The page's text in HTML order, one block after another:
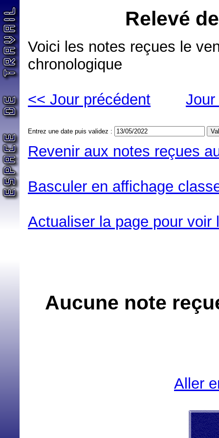
Relevé
Voici les notes reçues le
chronologique
<< Jour précédent
Entrez une date puis validez :
Revenir aux notes reçues
Basculer en affichage
Actualiser la page pour
Aucune note
Aller